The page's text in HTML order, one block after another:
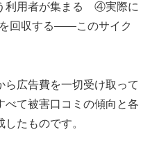
利用者が集まる ④実際に
回収する——このサイク
ら広告費を一切受け取って
べて被害口コミの傾向と各
たものです。